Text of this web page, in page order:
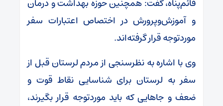
و آموزش‌وپرورش در اختصاص اعتبارات سفر
موردتوجه قرار گرفته‌اند.
وی با اشاره به نظرسنجی از مردم لرستان قبل از
سفر به لرستان برای شناسایی نقاط قوت و
ضعف و جاهایی که باید موردتوجه قرار بگیرند،